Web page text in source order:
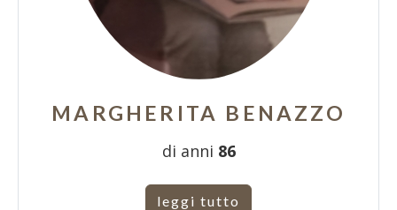
MARGHERITA BENAZZO
di anni 86
leggi tutto